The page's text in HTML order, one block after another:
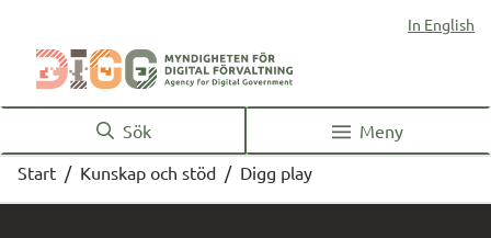
In English
Sök
Meny
Start / Kunskap och stöd / Digg play